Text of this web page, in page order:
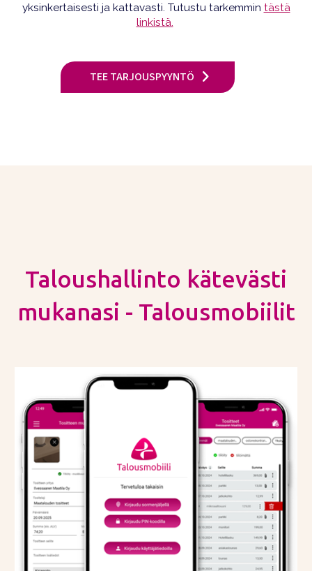
yksinkertaisesti ja kattavasti. Tutustu tarkemmin tästä
linkistä.
TEE TARJOUSPYYNTÖ
Taloushallinto kätevästi
mukanasi - Talousmobiilit